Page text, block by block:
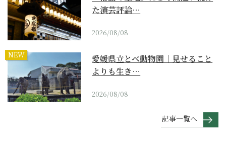
た演芸評論…
2026/08/08
NEW
愛媛県立とべ動物園｜見せること
よりも生き…
2026/08/08
記事一覧へ